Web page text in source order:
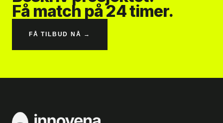
Få match på 24 timer.
FÅ TILBUD NÅ →